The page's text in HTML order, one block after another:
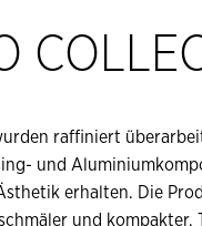
raffiniert
und
erhalten. Die
schmäler und